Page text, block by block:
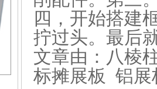
四，开始搭建
拧过头。最后
文章由：八棱
标摊展板 铝展